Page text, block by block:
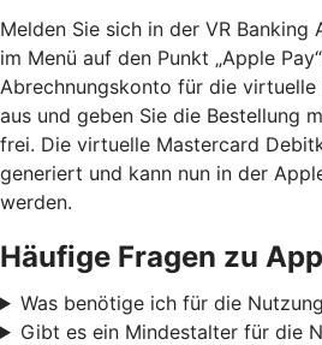
Melden Sie sich in der VR Banking
im Menü auf den Punkt „Apple
Abrechnungskonto für die
aus und geben Sie die Bestellung
frei. Die virtuelle Mastercard
generiert und kann nun in der
werden.
Häufige Fragen zu
Was benötige ich für die
Gibt es ein Mindestalter für die